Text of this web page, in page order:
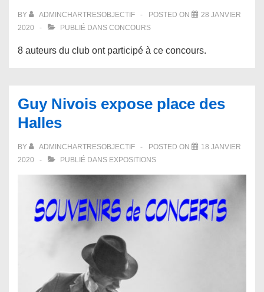
BY ADMINCHARTRESOBJECTIF POSTED ON
28 JANVIER
2020
PUBLIÉ DANS CONCOURS
8 auteurs du club ont participé à ce concours.
Guy Nivois expose place des
Halles
BY ADMINCHARTRESOBJECTIF POSTED ON
18 JANVIER
2020
PUBLIÉ DANS EXPOSITIONS